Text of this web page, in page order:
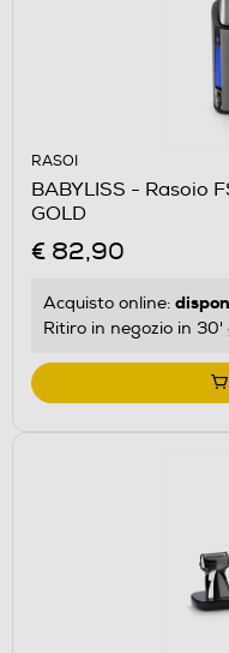
RASOI
BABYLISS - Rasoio
GOLD
€ 82,90
Acquisto online:
Ritiro in negozio in